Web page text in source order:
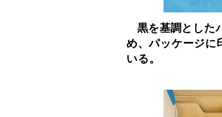
黒を基調とした
め、パッケージに
いる。